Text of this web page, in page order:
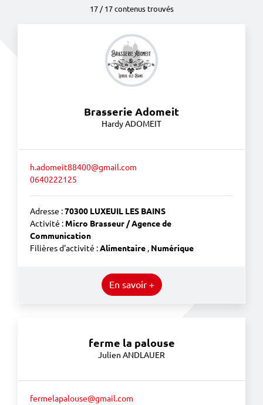
17 / 17 contenus trouvés
Brasserie Adomeit
Hardy ADOMEIT
h.adomeit88400@gmail.com
0640222125
Adresse :70300 LUXEUIL LES BAINS
Activité : Micro Brasseur / Agence de
Communication
Filières d'activité :Alimentaire , Numérique
En savoir +
ferme la palouse
Julien ANDLAUER
fermelapalouse@gmail.com